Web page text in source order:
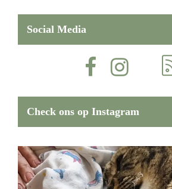
Social Media
Check ons op Instagram